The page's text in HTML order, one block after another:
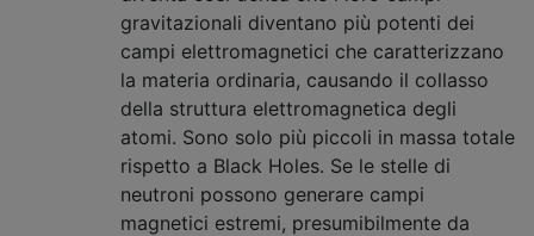
gravitazionali diventano più potenti dei
campi elettromagnetici che caratterizzano
la materia ordinaria, causando il collasso
della struttura elettromagnetica degli
atomi. Sono solo più piccoli in massa totale
rispetto a Black Holes. Se le stelle di
neutroni possono generare campi
magnetici estremi, presumibilmente da